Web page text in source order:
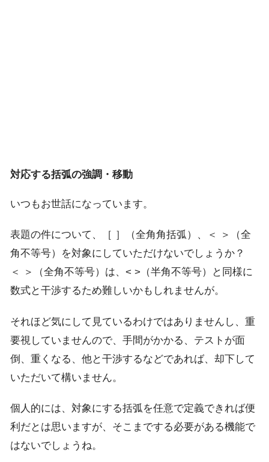
対応する括弧の強調・移動
いつもお世話になっています。
表題の件について、［ ］（全角角括弧）、＜ ＞（全
角不等号）を対象にしていただけないでしょうか？
＜ ＞（全角不等号）は、< >（半角不等号）と同様に
数式と干渉するため難しいかもしれませんが。
それほど気にして見ているわけではありませんし、重
要視していませんので、手間がかかる、テストが面
倒、重くなる、他と干渉するなどであれば、却下して
いただいて構いません。
個人的には、対象にする括弧を任意で定義できれば便
利だとは思いますが、そこまでする必要がある機能で
はないでしょうね。